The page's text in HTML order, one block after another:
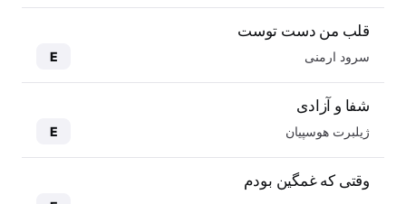
قلب من دست توست
سرود ارمنی E
شفا و آزادی
ژیلبرت هوسپیان E
وقتی که غمگین بودم